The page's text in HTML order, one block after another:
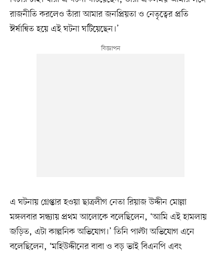
রাজনীতি করলেও তাঁরা আমার জনপ্রিয়তা ও নেতৃত্বের প্রতি
ঈর্ষান্বিত হয়ে এই ঘটনা ঘটিয়েছেন।’
এ ঘটনায় গ্রেপ্তার হওয়া ছাত্রলীগ নেতা রিয়াজ উদ্দীন মোল্লা
মঙ্গলবার সন্ধ্যায় প্রথম আলোকে বলেছিলেন, ‘আমি এই হামলায়
জড়িত, এটা কাল্পনিক অভিযোগ।’ তিনি পাল্টা অভিযোগ এনে
বলেছিলেন, ‘মহিউদ্দীনের বাবা ও বড় ভাই বিএনপি এবং